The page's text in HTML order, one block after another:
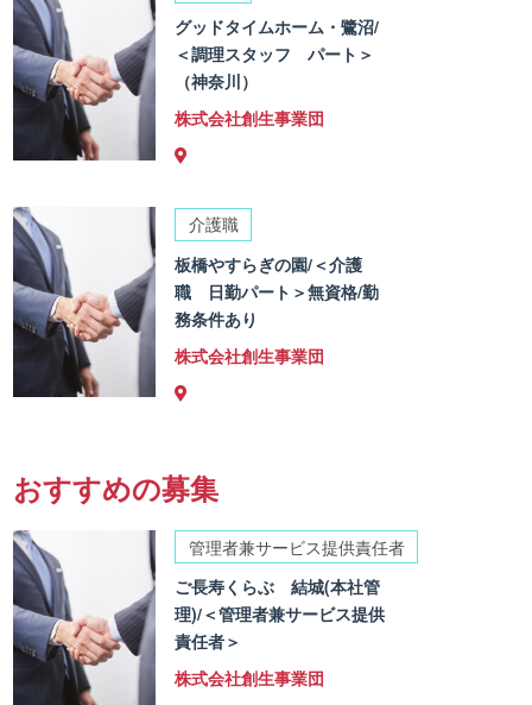
グッドタイムホーム・鷺沼/
＜調理スタッフ パート＞
（神奈川）
株式会社創生事業団
介護職
板橋やすらぎの園/＜介護
職 日勤パート＞無資格/勤
務条件あり
株式会社創生事業団
おすすめの募集
管理者兼サービス提供責任者
ご長寿くらぶ 結城(本社管
理)/＜管理者兼サービス提供
責任者＞
株式会社創生事業団